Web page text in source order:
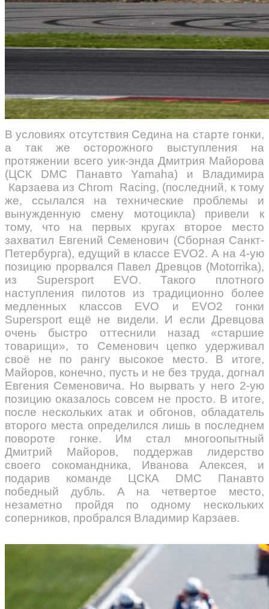
В условиях отсутствия Седина на старте гонки,
а так же осторожного выступления на
протяжении всего уик-энда Дмитрия Майорова
(ЦСК DMC Панавто Yamaha) и Владимира
Карзаева из Chrom Racing, (последний, к тому
же, ссылался на технические проблемы и
вынужденную смену мотоцикла) привели к
тому, что на первых кругах второе место
захватил Евгений Семенович (Сборная Санкт-
Петербурга), едущий в классе EVO2. А на 4-ую
позицию прорвался Павел Древцов (Motorrika),
из Supersport EVO. Такого плотного
наступления пилотов из традиционно более
медленных классов EVO и EVO2 гонки
Supersport ещё не видели. И если Древцова
очень быстро оттеснили назад «старшие
товарищи», то Семенович цепко удерживал
своё не по рангу высокое место. В итоге,
Майоров, конечно, пусть и не без труда, догнал
Евгения Семеновича. Но вырвать у него 2-ую
позицию оказалось совсем не просто. В итоге,
после нескольких атак и обгонов, обладатель
второго места определился лишь в последнем
повороте гонке. Им стал многоопытный
Дмитрий Майоров, поддержав лидерство
своего сокомандника, Иванова Алексея, и
подарив команде ЦСКА DMC Панавто
победный дубль. А на четвертое место,
незаметно пройдя по одному нескольких
соперников, пробрался Владимир Карзаев.